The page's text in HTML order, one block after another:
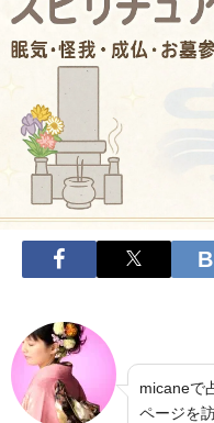
micaneで
ページを